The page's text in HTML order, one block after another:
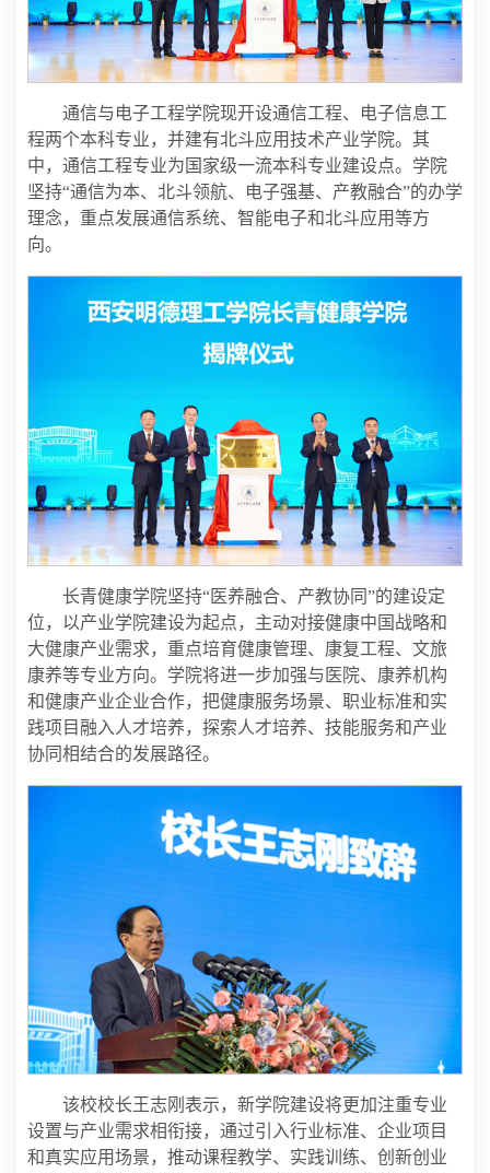
通信与电子工程学院现开设通信工程、电子信息工
程两个本科专业，并建有北斗应用技术产业学院。其
中，通信工程专业为国家级一流本科专业建设点。学院
坚持“通信为本、北斗领航、电子强基、产教融合”的办学
理念，重点发展通信系统、智能电子和北斗应用等方
向。
长青健康学院坚持“医养融合、产教协同”的建设定
位，以产业学院建设为起点，主动对接健康中国战略和
大健康产业需求，重点培育健康管理、康复工程、文旅
康养等专业方向。学院将进一步加强与医院、康养机构
和健康产业企业合作，把健康服务场景、职业标准和实
践项目融入人才培养，探索人才培养、技能服务和产业
协同相结合的发展路径。
该校校长王志刚表示，新学院建设将更加注重专业
设置与产业需求相衔接，通过引入行业标准、企业项目
和真实应用场景，推动课程教学、实践训练、创新创业